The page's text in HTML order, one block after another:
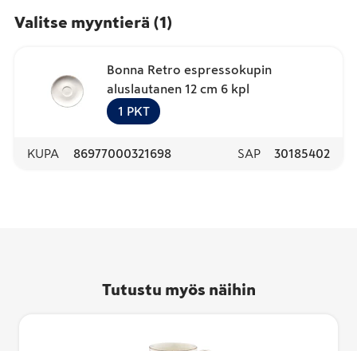
Valitse myyntierä (1)
Bonna Retro espressokupin
aluslautanen 12 cm 6 kpl
1 PKT
KUPA 86977000321698 SAP 30185402
Tutustu myös näihin